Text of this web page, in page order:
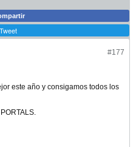
Tweet
#177
este año y consigamos todos los